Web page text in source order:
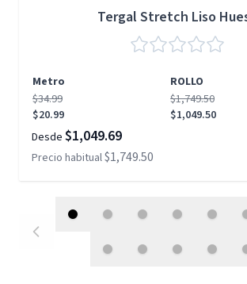
Tergal Stretch Liso
Metro
ROLLO
$34.99
$20.99
$1,749.50
$1,049.50
Desde $1,049.69
Precio habitual$1,749.50